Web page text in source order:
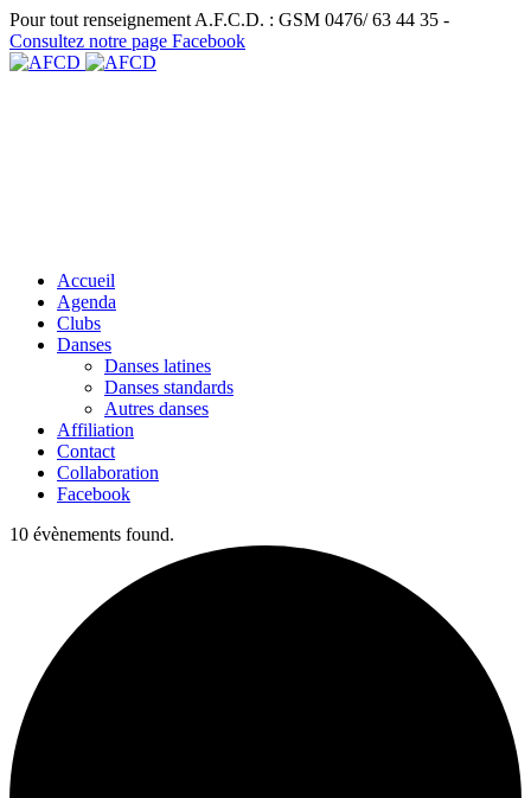
Pour tout renseignement A.F.C.D. : GSM 0476/ 63 44 35 -
Consultez notre page Facebook
Accueil
Agenda
Clubs
Danses
Danses latines
Danses standards
Autres danses
Affiliation
Contact
Collaboration
Facebook
10 évènements found.